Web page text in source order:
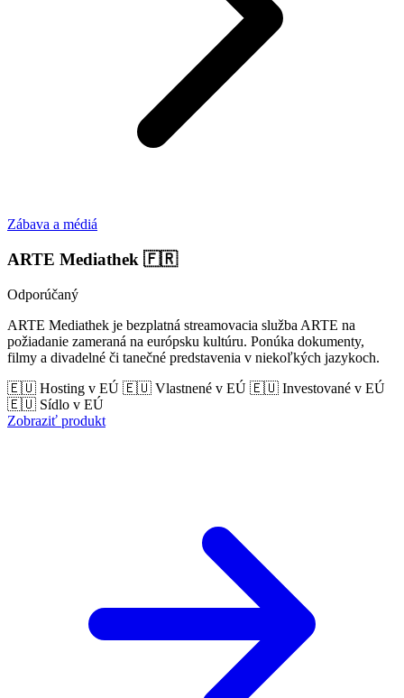
Zábava a médiá
ARTE Mediathek 🇫🇷
Odporúčaný
ARTE Mediathek je bezplatná streamovacia služba ARTE na
požiadanie zameraná na európsku kultúru. Ponúka dokumenty,
filmy a divadelné či tanečné predstavenia v niekoľkých jazykoch.
🇪🇺 Hosting v EÚ 🇪🇺 Vlastnené v EÚ 🇪🇺 Investované v EÚ
🇪🇺 Sídlo v EÚ
Zobraziť produkt